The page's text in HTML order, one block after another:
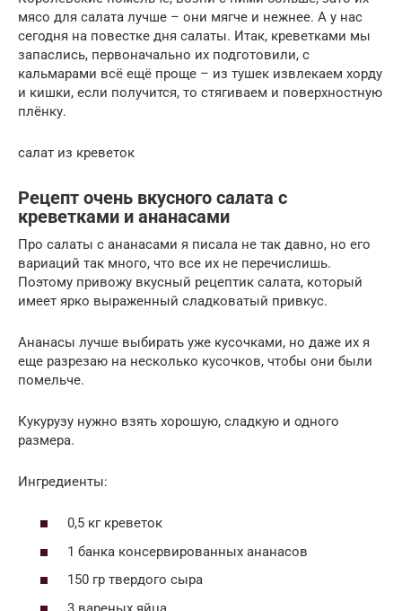
мясо для салата лучше – они мягче и нежнее. А у нас
сегодня на повестке дня салаты. Итак, креветками мы
запаслись, первоначально их подготовили, с
кальмарами всё ещё проще – из тушек извлекаем хорду
и кишки, если получится, то стягиваем и поверхностную
плёнку.
салат из креветок
Рецепт очень вкусного салата с
креветками и ананасами
Про салаты с ананасами я писала не так давно, но его
вариаций так много, что все их не перечислишь.
Поэтому привожу вкусный рецептик салата, который
имеет ярко выраженный сладковатый привкус.
Ананасы лучше выбирать уже кусочками, но даже их я
еще разрезаю на несколько кусочков, чтобы они были
помельче.
Кукурузу нужно взять хорошую, сладкую и одного
размера.
Ингредиенты:
0,5 кг креветок
1 банка консервированных ананасов
150 гр твердого сыра